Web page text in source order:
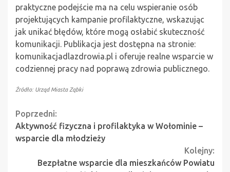
praktyczne podejście ma na celu wspieranie osób
projektujących kampanie profilaktyczne, wskazując
jak unikać błędów, które mogą osłabić skuteczność
komunikacji. Publikacja jest dostępna na stronie:
komunikacjadlazdrowia.pl i oferuje realne wsparcie w
codziennej pracy nad poprawą zdrowia publicznego.
Źródło: Urząd Miasta Ząbki
Continue
Reading
Poprzedni:
Aktywność fizyczna i profilaktyka w Wołominie –
wsparcie dla młodzieży
Kolejny:
Bezpłatne wsparcie dla mieszkańców Powiatu